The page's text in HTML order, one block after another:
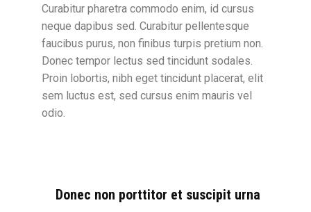
Curabitur pharetra commodo enim, id cursus
neque dapibus sed. Curabitur pellentesque
faucibus purus, non finibus turpis pretium non.
Donec tempor lectus sed tincidunt sodales.
Proin lobortis, nibh eget tincidunt placerat, elit
sem luctus est, sed cursus enim mauris vel
odio.
Donec non porttitor et suscipit urna